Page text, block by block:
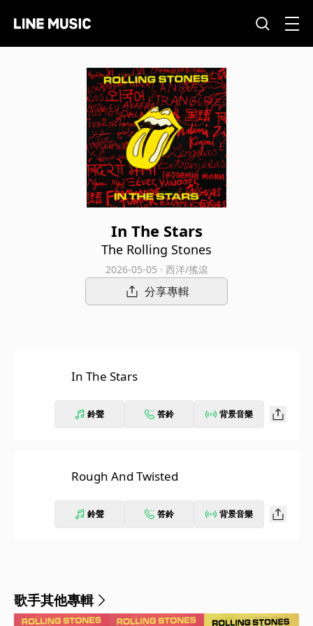
In The Stars
The Rolling Stones
2026-05-05 · 西洋/搖滾
分享專輯
In The Stars
鈴聲 答鈴 背景音樂
Rough And Twisted
鈴聲 答鈴 背景音樂
歌手其他專輯